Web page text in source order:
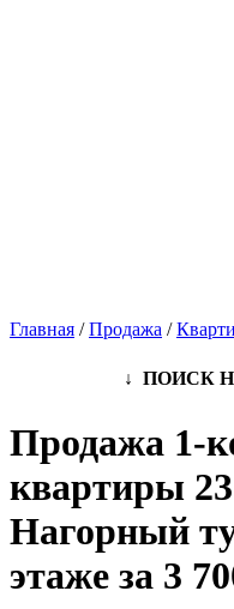
Главная /Продажа /
↓ ПОИСК
Продажа 1-
квартиры
Нагорный
этаже за 3